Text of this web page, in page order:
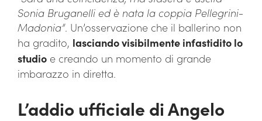
Sonia Bruganelli ed è nata la coppia Pellegrini-
Madonia”. Un’osservazione che il ballerino non
ha gradito, lasciando visibilmente infastidito lo
studio e creando un momento di grande
imbarazzo in diretta.
L’addio ufficiale di Angelo